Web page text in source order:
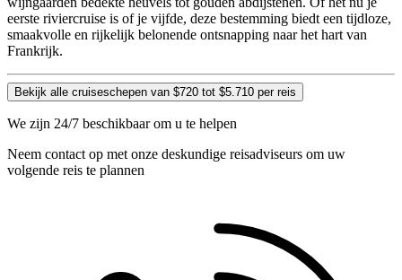
eerste riviercruise is of je vijfde, deze bestemming biedt een tijdloze,
smaakvolle en rijkelijk belonende ontsnapping naar het hart van
Frankrijk.
Bekijk alle cruiseschepen van $720 tot $5.710 per reis
We zijn 24/7 beschikbaar om u te helpen
Neem contact op met onze deskundige reisadviseurs om uw
volgende reis te plannen